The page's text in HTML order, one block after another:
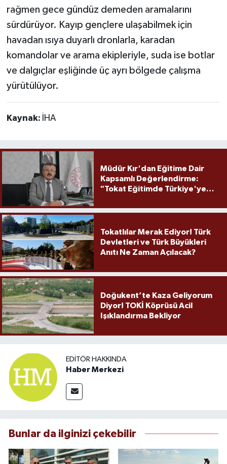
rağmen gece gündüz demeden aramalarını
sürdürüyor. Kayıp gençlere ulaşabilmek için
havadan ısıya duyarlı dronlarla, karadan
komandolar ve arama ekipleriyle, suda ise botlar
ve dalgıçlar eşliğinde üç ayrı bölgede çalışma
yürütülüyor.
Kaynak: İHA
Müdür Kır'dan Eğitime Dair
Kapsamlı Değerlendirme:
"Tokat Eğitimde Türkiye'ye
Tokatlılar Merak Ediyor! Türk
Devletleri ve Türk Büyükleri
Anıtı Ne Zaman Açılacak?
Doğukent’te Kaza Geliyorum
Diyor! TOKİ Köprüsü Acil
Işıklandırma Bekliyor
EDITÖR HAKKINDA
Haber Merkezi
Bunlar da ilginizi çekebilir